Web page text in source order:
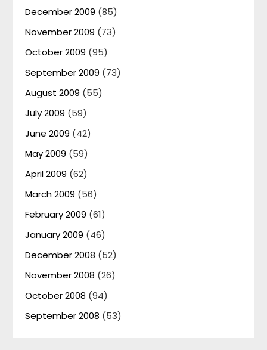
December 2009 (85)
November 2009 (73)
October 2009 (95)
September 2009 (73)
August 2009 (55)
July 2009 (59)
June 2009 (42)
May 2009 (59)
April 2009 (62)
March 2009 (56)
February 2009 (61)
January 2009 (46)
December 2008 (52)
November 2008 (26)
October 2008 (94)
September 2008 (53)